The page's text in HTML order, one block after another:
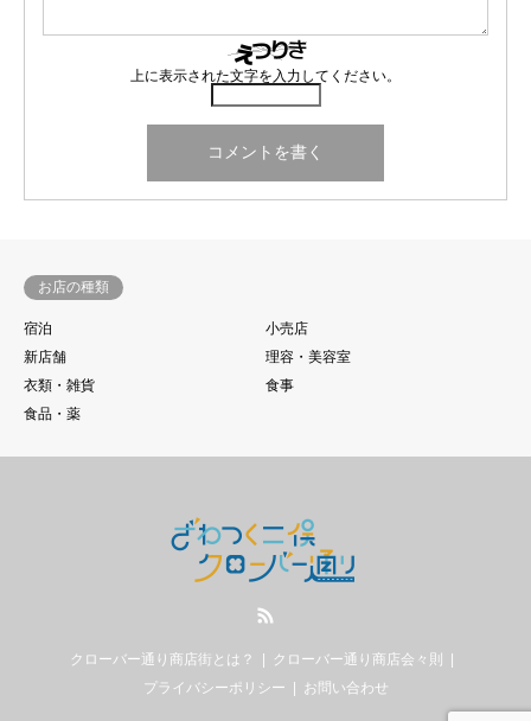
上に表示された文字を入力してください。
お店の種類
宿泊
小売店
新店舗
理容・美容室
衣類・雑貨
食事
食品・薬
クローバー通り商店街とは？
クローバー通り商店会々則
プライバシーポリシー
お問い合わせ